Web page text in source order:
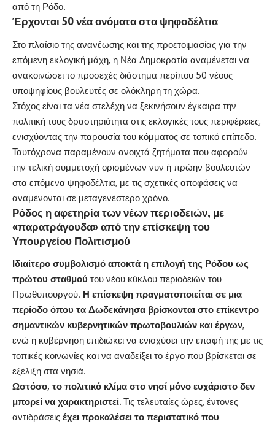
από τη Ρόδο.
Έρχονται 50 νέα ονόματα στα ψηφοδέλτια
Στο πλαίσιο της ανανέωσης και της προετοιμασίας για την
επόμενη εκλογική μάχη, η Νέα Δημοκρατία αναμένεται να
ανακοινώσει το προσεχές διάστημα περίπου 50 νέους
υποψηφίους βουλευτές σε ολόκληρη τη χώρα.
Στόχος είναι τα νέα στελέχη να ξεκινήσουν έγκαιρα την
πολιτική τους δραστηριότητα στις εκλογικές τους περιφέρειες,
ενισχύοντας την παρουσία του κόμματος σε τοπικό επίπεδο.
Ταυτόχρονα παραμένουν ανοιχτά ζητήματα που αφορούν
την τελική συμμετοχή ορισμένων νυν ή πρώην βουλευτών
στα επόμενα ψηφοδέλτια, με τις σχετικές αποφάσεις να
αναμένονται σε μεταγενέστερο χρόνο.
Ρόδος η αφετηρία των νέων περιοδειών, με
«παρατράγουδα» από την επίσκεψη του
Υπουργείου Πολιτισμού
Ιδιαίτερο συμβολισμό αποκτά η επιλογή της Ρόδου ως
πρώτου σταθμού του νέου κύκλου περιοδειών του
Πρωθυπουργού. Η επίσκεψη πραγματοποιείται σε μια
περίοδο όπου τα Δωδεκάνησα βρίσκονται στο επίκεντρο
σημαντικών κυβερνητικών πρωτοβουλιών και έργων,
ενώ η κυβέρνηση επιδιώκει να ενισχύσει την επαφή της με τις
τοπικές κοινωνίες και να αναδείξει το έργο που βρίσκεται σε
εξέλιξη στα νησιά.
Ωστόσο, το πολιτικό κλίμα στο νησί μόνο ευχάριστο δεν
μπορεί να χαρακτηριστεί. Τις τελευταίες ώρες, έντονες
αντιδράσεις έχει προκαλέσει το περιστατικό που